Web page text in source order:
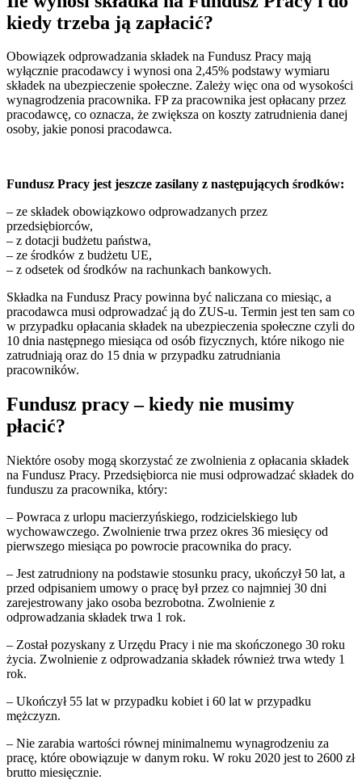
kiedy trzeba ją zapłacić?
Obowiązek odprowadzania składek na Fundusz Pracy mają
wyłącznie pracodawcy i wynosi ona 2,45% podstawy wymiaru
składek na ubezpieczenie społeczne. Zależy więc ona od wysokości
wynagrodzenia pracownika. FP za pracownika jest opłacany przez
pracodawcę, co oznacza, że zwiększa on koszty zatrudnienia danej
osoby, jakie ponosi pracodawca.
Fundusz Pracy jest jeszcze zasilany z następujących środków:
– ze składek obowiązkowo odprowadzanych przez
przedsiębiorców,
– z dotacji budżetu państwa,
– ze środków z budżetu UE,
– z odsetek od środków na rachunkach bankowych.
Składka na Fundusz Pracy powinna być naliczana co miesiąc, a
pracodawca musi odprowadzać ją do ZUS-u. Termin jest ten sam co
w przypadku opłacania składek na ubezpieczenia społeczne czyli do
10 dnia następnego miesiąca od osób fizycznych, które nikogo nie
zatrudniają oraz do 15 dnia w przypadku zatrudniania
pracowników.
Fundusz pracy – kiedy nie musimy
płacić?
Niektóre osoby mogą skorzystać ze zwolnienia z opłacania składek
na Fundusz Pracy. Przedsiębiorca nie musi odprowadzać składek do
funduszu za pracownika, który:
– Powraca z urlopu macierzyńskiego, rodzicielskiego lub
wychowawczego. Zwolnienie trwa przez okres 36 miesięcy od
pierwszego miesiąca po powrocie pracownika do pracy.
– Jest zatrudniony na podstawie stosunku pracy, ukończył 50 lat, a
przed odpisaniem umowy o pracę był przez co najmniej 30 dni
zarejestrowany jako osoba bezrobotna. Zwolnienie z
odprowadzania składek trwa 1 rok.
– Został pozyskany z Urzędu Pracy i nie ma skończonego 30 roku
życia. Zwolnienie z odprowadzania składek również trwa wtedy 1
rok.
– Ukończył 55 lat w przypadku kobiet i 60 lat w przypadku
mężczyzn.
– Nie zarabia wartości równej minimalnemu wynagrodzeniu za
pracę, które obowiązuje w danym roku. W roku 2020 jest to 2600 zł
brutto miesięcznie.